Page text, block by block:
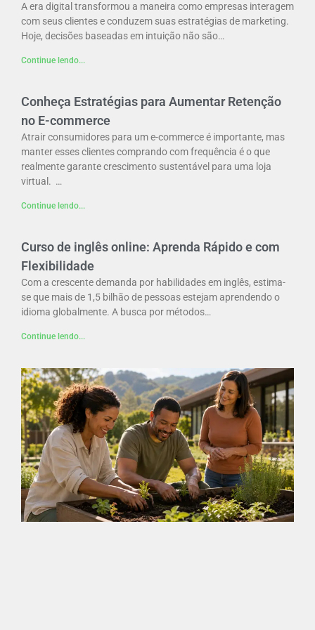
A era digital transformou a maneira como empresas interagem
com seus clientes e conduzem suas estratégias de marketing.
Hoje, decisões baseadas em intuição não são…
Continue lendo...
Conheça Estratégias para Aumentar Retenção
no E-commerce
Atrair consumidores para um e-commerce é importante, mas
manter esses clientes comprando com frequência é o que
realmente garante crescimento sustentável para uma loja
virtual. …
Continue lendo...
Curso de inglês online: Aprenda Rápido e com
Flexibilidade
Com a crescente demanda por habilidades em inglês, estima-
se que mais de 1,5 bilhão de pessoas estejam aprendendo o
idioma globalmente. A busca por métodos…
Continue lendo...